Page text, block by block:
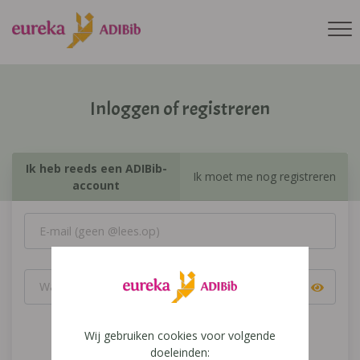
Inloggen of registreren
Ik heb reeds een ADIBib-
account
Ik moet me nog registreren
Inloggen
Wij gebruiken cookies voor volgende
doeleinden: